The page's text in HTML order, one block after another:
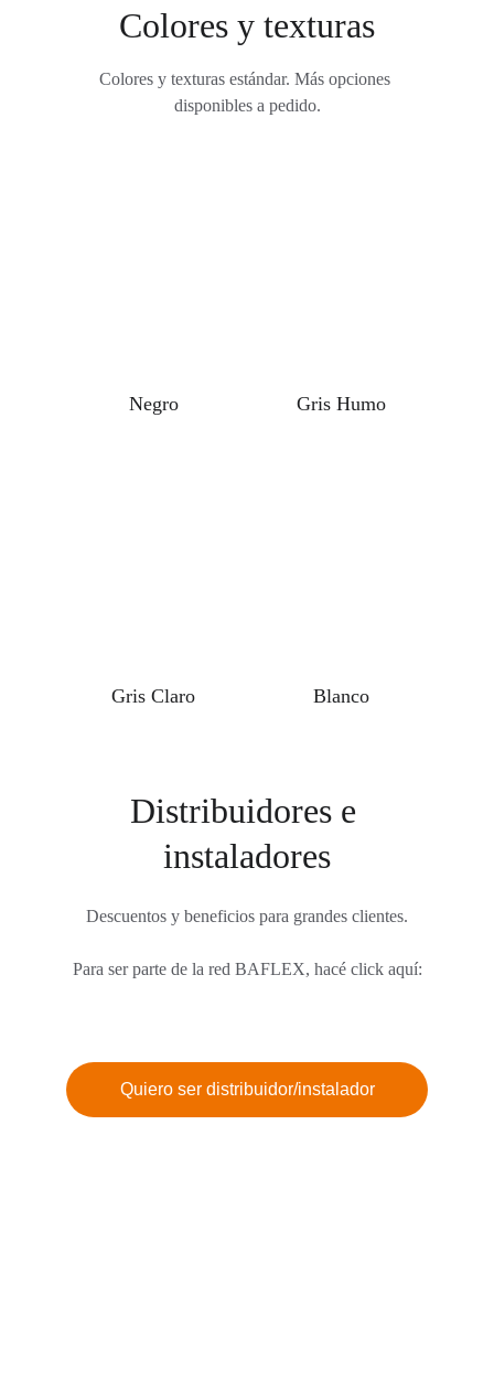
Colores y texturas
Colores y texturas estándar. Más opciones
disponibles a pedido.
Negro Gris Humo
Gris Claro Blanco
Distribuidores e
instaladores
Descuentos y beneficios para grandes clientes.
Para ser parte de la red BAFLEX, hacé click aquí:
Quiero ser distribuidor/instalador